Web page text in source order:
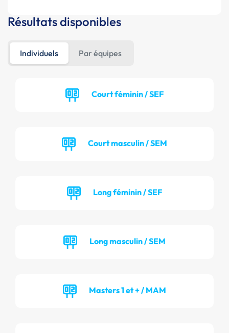
Résultats disponibles
Individuels Par équipes
Court féminin / SEF
Court masculin / SEM
Long féminin / SEF
Long masculin / SEM
Masters 1 et + / MAM